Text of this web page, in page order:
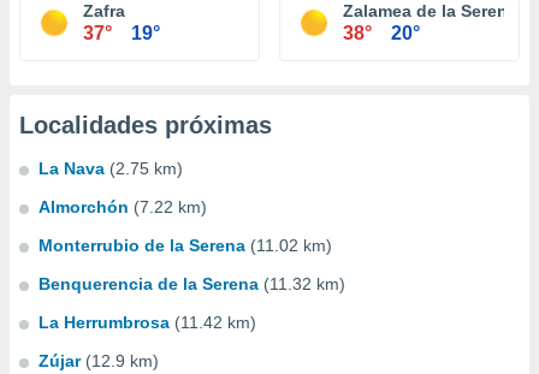
Zafra
37° 19°
Zalamea de la Serena
38° 20°
Localidades próximas
La Nava (2.75 km)
Almorchón (7.22 km)
Monterrubio de la Serena (11.02 km)
Benquerencia de la Serena (11.32 km)
La Herrumbrosa (11.42 km)
Zújar (12.9 km)